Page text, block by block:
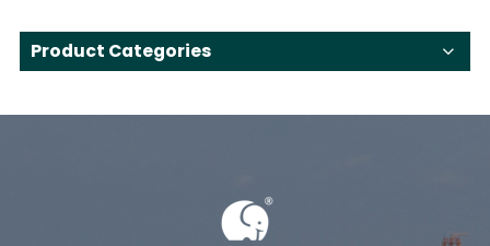
Product Categories